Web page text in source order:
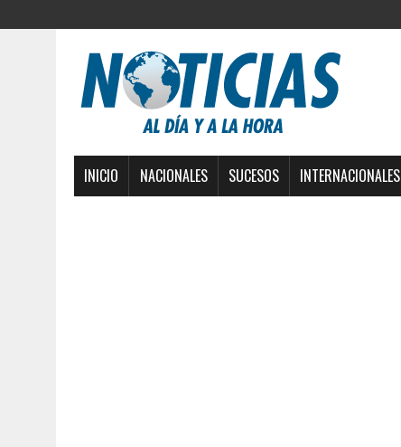
INICIO NACIONALES SUCESOS INTERNACIONALES